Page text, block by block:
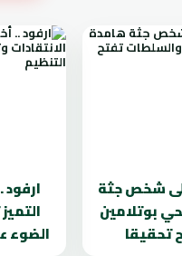
شخص جثة
بوتلامين
تحقيقا
الضوء